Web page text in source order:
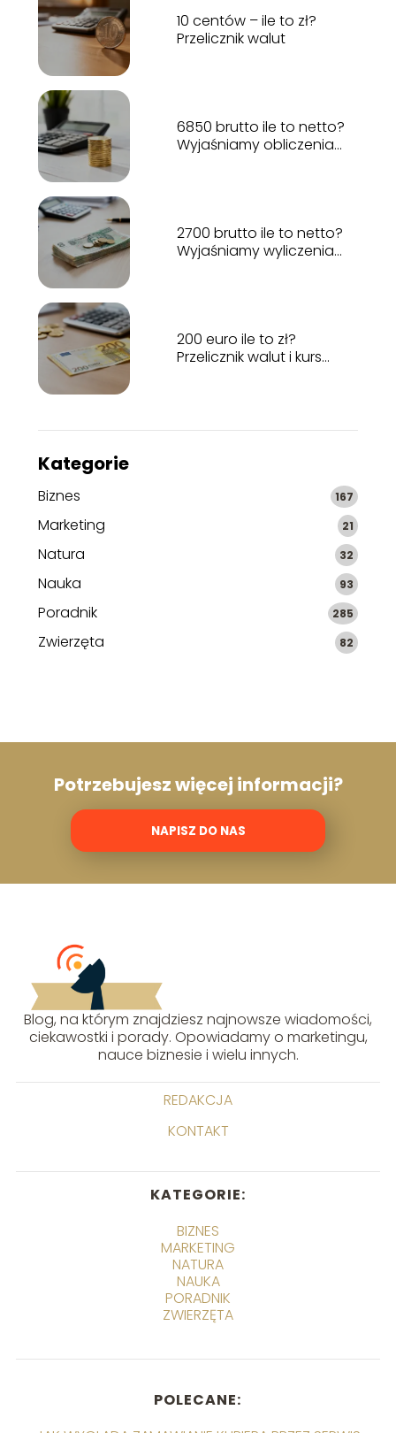
10 centów – ile to zł?
Przelicznik walut
6850 brutto ile to netto?
Wyjaśniamy obliczenia
2700 brutto ile to netto?
Wyjaśniamy wyliczenia
200 euro ile to zł?
Przelicznik walut i kurs
Kategorie
Biznes 167
Marketing 21
Natura 32
Nauka 93
Poradnik 285
Zwierzęta 82
Potrzebujesz więcej informacji?
NAPISZ DO NAS
Blog, na którym znajdziesz najnowsze wiadomości,
ciekawostki i porady. Opowiadamy o marketingu,
nauce biznesie i wielu innych.
REDAKCJA
KONTAKT
KATEGORIE:
BIZNES
MARKETING
NATURA
NAUKA
PORADNIK
ZWIERZĘTA
POLECANE: